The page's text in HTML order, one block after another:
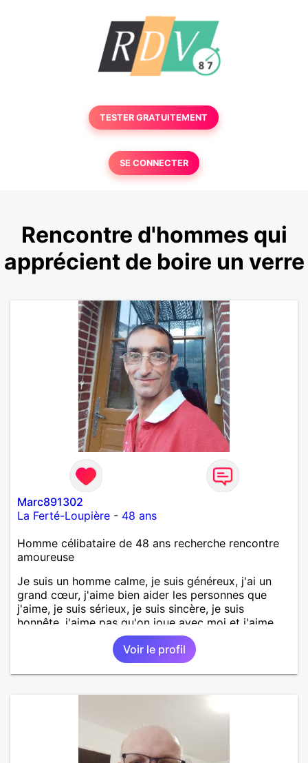
TESTER GRATUITEMENT
SE CONNECTER
Rencontre d'hommes qui
apprécient de boire un verre
Marc891302
La Ferté-Loupière - 48 ans
Homme célibataire de 48 ans recherche rencontre
amoureuse
Je suis un homme calme, je suis généreux, j'ai un
grand cœur, j'aime bien aider les personnes que
j'aime, je suis sérieux, je suis sincère, je suis
honnête, j'aime pas qu'on joue avec moi et j'aime
pas les mensonges. Je cherche une relation
amoureuse et sérieuse.Voir le profil